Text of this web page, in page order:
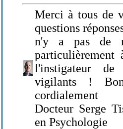
Merci à tous de
questions
n'y a pas de
l'instigateur de
vigilants !
cordialement
Docteur Serge
en Psychologie